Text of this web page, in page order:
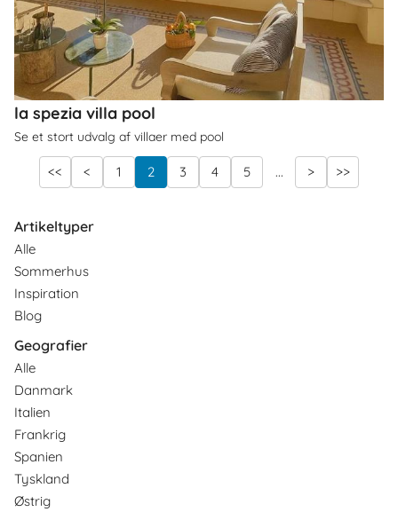
la spezia villa pool
Se et stort udvalg af villaer med pool
<< < 1 2 3 4 5 ... > >>
Artikeltyper
Alle
Sommerhus
Inspiration
Blog
Geografier
Alle
Danmark
Italien
Frankrig
Spanien
Tyskland
Østrig